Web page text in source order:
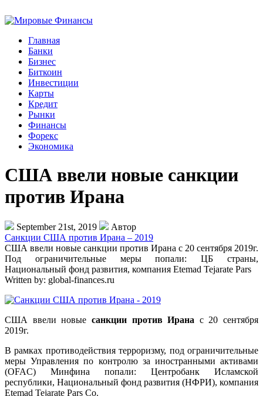
Главная
Банки
Бизнес
Биткоин
Инвестиции
Карты
Кредит
Рынки
Финансы
Форекс
Экономика
США ввели новые санкции
против Ирана
September 21st, 2019
Автор
Санкции США против Ирана – 2019
США ввели новые санкции против Ирана с 20 сентября 2019г.
Под ограничительные меры попали: ЦБ страны,
Национальный фонд развития, компания Etemad Tejarate Pars
Written by: global-finances.ru
США ввели новые санкции против Ирана с 20 сентября
2019г.
В рамках противодействия терроризму, под ограничительные
меры Управления по контролю за иностранными активами
(OFAC) Минфина попали: Центробанк Исламской
республики, Национальный фонд развития (НФРИ), компания
Etemad Tejarate Pars Co.